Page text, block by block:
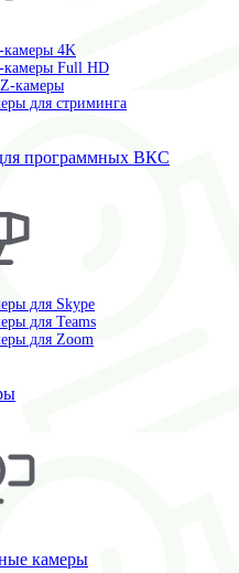
камеры 4K
камеры Full HD
камеры
для стриминга
программных ВКС
для Skype
для Teams
для Zoom
камеры